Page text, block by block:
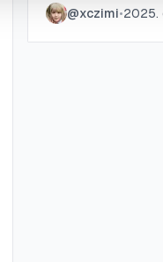
tökéletesen
@xczimi•2025.